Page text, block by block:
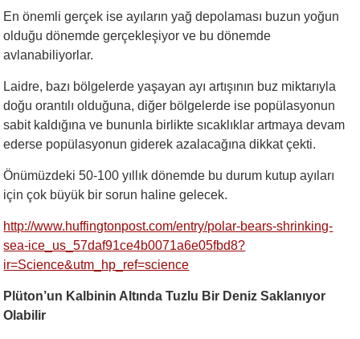
En önemli gerçek ise ayıların yağ depolaması buzun yoğun
olduğu dönemde gerçekleşiyor ve bu dönemde
avlanabiliyorlar.
Laidre, bazı bölgelerde yaşayan ayı artışının buz miktarıyla
doğu orantılı olduğuna, diğer bölgelerde ise popülasyonun
sabit kaldığına ve bununla birlikte sıcaklıklar artmaya devam
ederse popülasyonun giderek azalacağına dikkat çekti.
Önümüzdeki 50-100 yıllık dönemde bu durum kutup ayıları
için çok büyük bir sorun haline gelecek.
http://www.huffingtonpost.com/entry/polar-bears-shrinking-
sea-ice_us_57daf91ce4b0071a6e05fbd8?
ir=Science&utm_hp_ref=science
Plüton’un Kalbinin Altında Tuzlu Bir Deniz Saklanıyor
Olabilir